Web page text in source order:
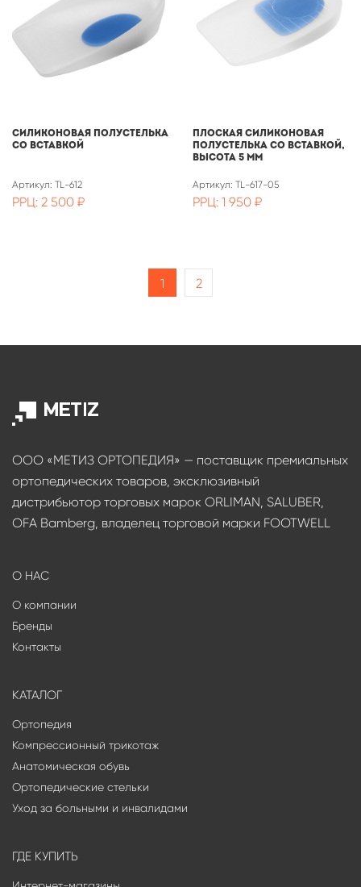
Силиконовая полустелька
со вставкой
Артикул: TL-612
РРЦ: 2 500 ₽
Плоская силиконовая
полустелька со вставкой,
Высота 5 мм
Артикул: TL-617-05
РРЦ: 1 950 ₽
1 2
ООО «МЕТИЗ ОРТОПЕДИЯ» — поставщик премиальных
ортопедических товаров, эксклюзивный
дистрибьютор торговых марок ORLIMAN, SALUBER,
OFA Bamberg, владелец торговой марки FOOTWELL
О НАС
О компании
Бренды
Контакты
КАТАЛОГ
Ортопедия
Компрессионный трикотаж
Анатомическая обувь
Ортопедические стельки
Уход за больными и инвалидами
ГДЕ КУПИТЬ